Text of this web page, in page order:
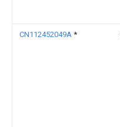
CN112452049A *